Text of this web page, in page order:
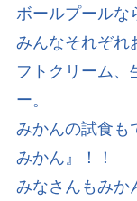
ボールプールな
みんなそれぞれ
フトクリーム、
ー。
みかんの試食も
みかん』！！
みなさんもみか